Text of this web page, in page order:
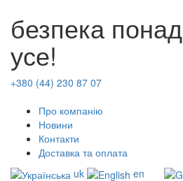
безпека понад
усе!
+380 (44) 230 87 07
Про компанію
Новини
Контакти
Доставка та оплата
uk
en